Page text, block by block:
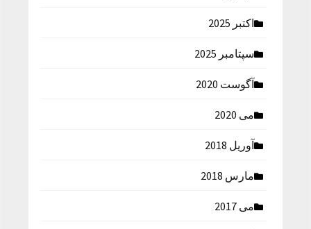
اکتبر 2025
سپتامبر 2025
آگوست 2020
می 2020
آوریل 2018
مارس 2018
می 2017